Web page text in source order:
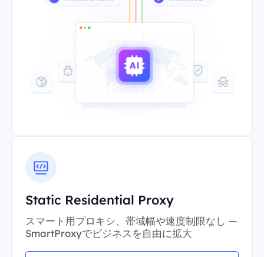
Static Residential Proxy
スマート用プロキシ、帯域幅や速度制限なし —
SmartProxyでビジネスを自由に拡大